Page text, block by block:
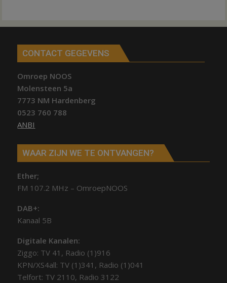
CONTACT GEGEVENS
Omroep NOOS
Molensteen 5a
7773 NM Hardenberg
0523 760 788
ANBI
WAAR ZIJN WE TE ONTVANGEN?
Ether;
FM 107.2 MHz – OmroepNOOS
DAB+:
Kanaal 5B
Digitale Kanalen:
Ziggo: TV 41, Radio (1)916
KPN/XS4all: TV (1)341, Radio (1)041
Telfort: TV 2110, Radio 3122